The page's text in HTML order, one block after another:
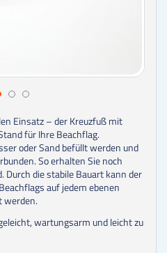
Einsatz – der Kreuzfuß mit
für Ihre Beachflag.
oder Sand befüllt werden und
So erhalten Sie noch
Durch die stabile Bauart kann der
auf jedem ebenen
werden.
wartungsarm und leicht zu